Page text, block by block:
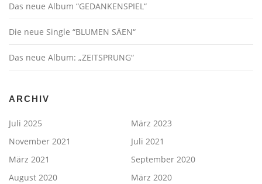
Das neue Album “GEDANKENSPIEL“
Die neue Single “BLUMEN SÄEN“
Das neue Album: „ZEITSPRUNG“
ARCHIV
Juli 2025
März 2023
November 2021
Juli 2021
März 2021
September 2020
August 2020
März 2020